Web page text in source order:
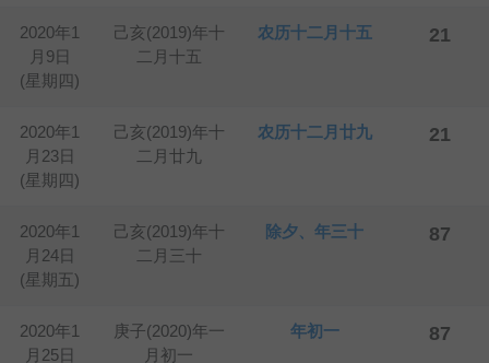
2020年1
月9日
(星期四)
己亥(2019)年十
二月十五
农历十二月十五 21
2020年1
月23日
(星期四)
己亥(2019)年十
二月廿九
农历十二月廿九 21
2020年1
月24日
(星期五)
己亥(2019)年十
二月三十
除夕、年三十 87
2020年1
月25日
庚子(2020)年一
月初一
年初一 87